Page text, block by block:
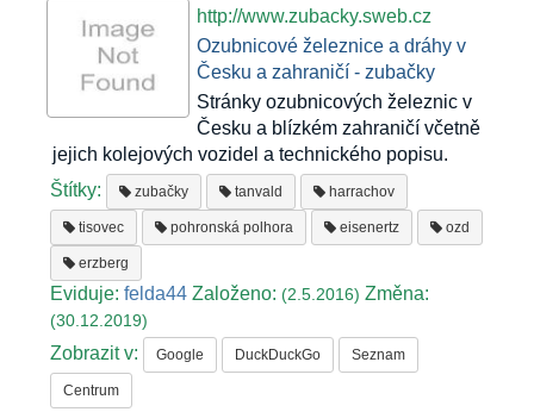
http://www.zubacky.sweb.cz
Ozubnicové železnice a dráhy v
Česku a zahraničí - zubačky
Stránky ozubnicových železnic v
Česku a blízkém zahraničí včetně
jejich kolejových vozidel a technického popisu.
Štítky:
zubačky tanvald harrachov
tisovec pohronská polhora eisenertz ozd
erzberg
Eviduje:felda44 Založeno:(2.5.2016)Změna:
(30.12.2019)
Zobrazit v: Google DuckDuckGo Seznam
Centrum